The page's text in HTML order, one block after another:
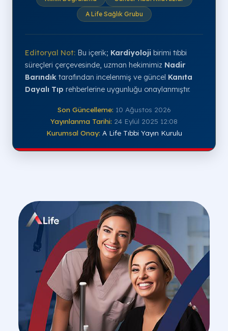
A Life Sağlık Grubu
Editoryal Not: Bu içerik; Kardiyoloji birimi tıbbi
süreçleri çerçevesinde, uzman hekimimiz Nadir
Barındık tarafından incelenmiş ve güncel Kanıta
Dayalı Tıp rehberlerine uygunluğu onaylanmıştır.
Son Güncelleme: 10 Ağustos 2026
Yayınlanma Tarihi: 24 Eylül 2025 12:08
Kurumsal Onay: A Life Tıbbi Yayın Kurulu